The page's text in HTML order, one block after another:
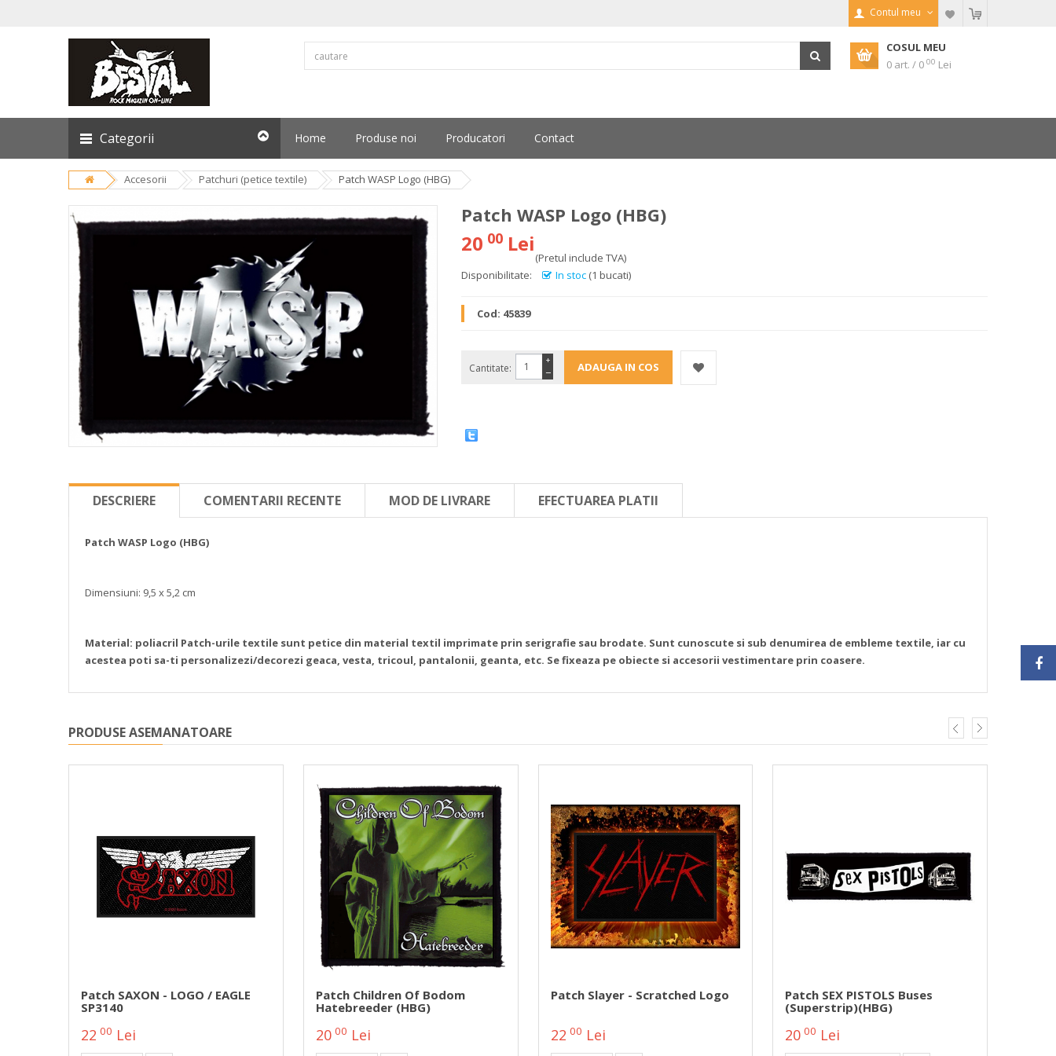
Contul meu
COSUL MEU
0 art. / 0 00 Lei
Categorii Home Produse noi Producatori Contact
Accesorii Patchuri (petice textile) Patch WASP Logo (HBG)
Patch WASP Logo (HBG)
20 00 Lei
(Pretul include TVA)
Disponibilitate:
In stoc (1 bucati)
Cod: 45839
Cantitate: −
+
DESCRIERE COMENTARII RECENTE MOD DE LIVRARE EFECTUAREA PLATII
Patch WASP Logo (HBG)
Dimensiuni: 9,5 x 5,2 cm
Material: poliacril Patch-urile textile sunt petice din material textil imprimate prin serigrafie sau brodate. Sunt cunoscute si sub denumirea de embleme textile, iar cu
acestea poti sa-ti personalizezi/decorezi geaca, vesta, tricoul, pantalonii, geanta, etc. Se fixeaza pe obiecte si accesorii vestimentare prin coasere.
PRODUSE ASEMANATOARE
Patch SAXON - LOGO / EAGLE
SP3140
22 00 Lei
Patch Children Of Bodom
Hatebreeder (HBG)
2000 Lei
Patch Slayer - Scratched Logo
22 00 Lei
Patch SEX PISTOLS Buses
(superstrip)(HBG)
20 00 Lei